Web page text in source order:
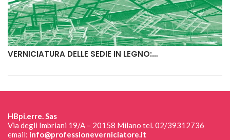
VERNICIATURA DELLE SEDIE IN LEGNO:…
HBpi.erre. Sas
Via degli Imbriani 19/A – 20158 Milano tel. 02/39312736
email: info@professioneverniciatore.it